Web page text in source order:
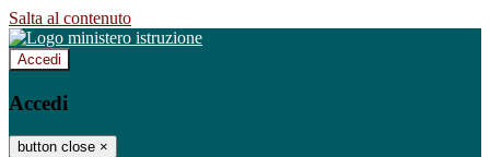
Salta al contenuto
Accedi
Accedi
button close ×